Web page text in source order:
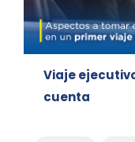
Viaje
cuenta